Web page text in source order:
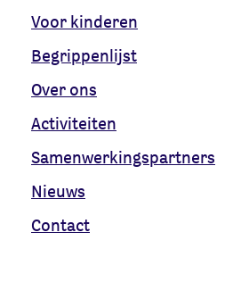
Voor kinderen
Begrippenlijst
Over ons
Activiteiten
Samenwerkingspartners
Nieuws
Contact